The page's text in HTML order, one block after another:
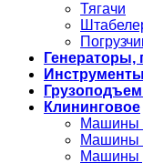
Тягачи
Инструменты
Клининговое
Машины
Машины
Машины